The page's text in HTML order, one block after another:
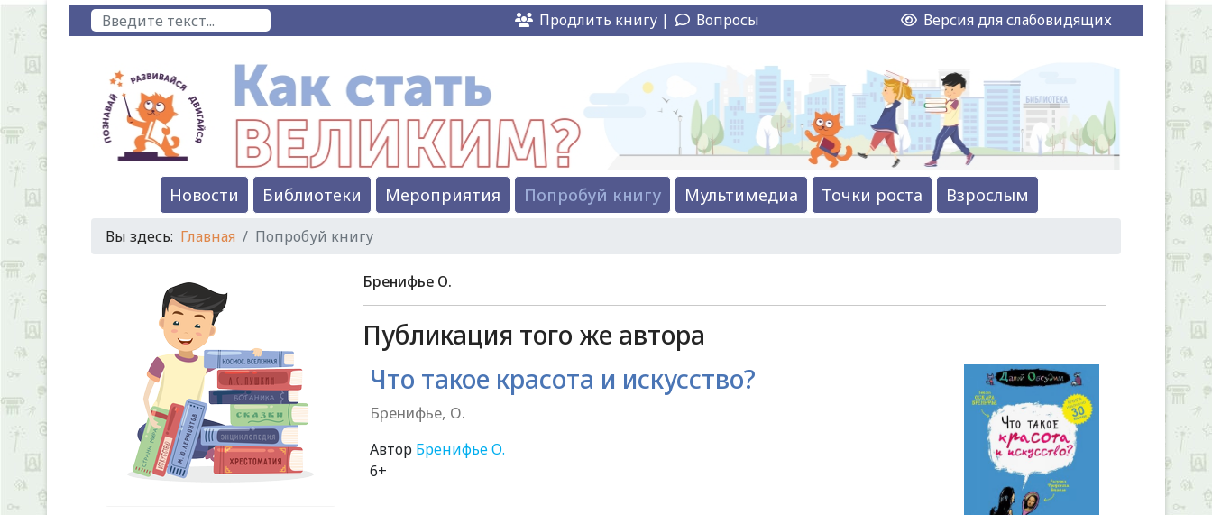
Поиск Продлить книгу | Вопросы Версия для слабовидящих
Новости Библиотеки Мероприятия Попробуй книгу Мультимедиа Точки роста Взрослым
Вы здесь: Главная Попробуй книгу
Бренифье О.
Публикация того же автора
Что такое красота и искусство?
Бренифье, О.
Автор Бренифье О.
6+